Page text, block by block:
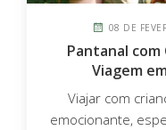
08 DE
Pantanal com
Viagem
Viajar com
emocionante,